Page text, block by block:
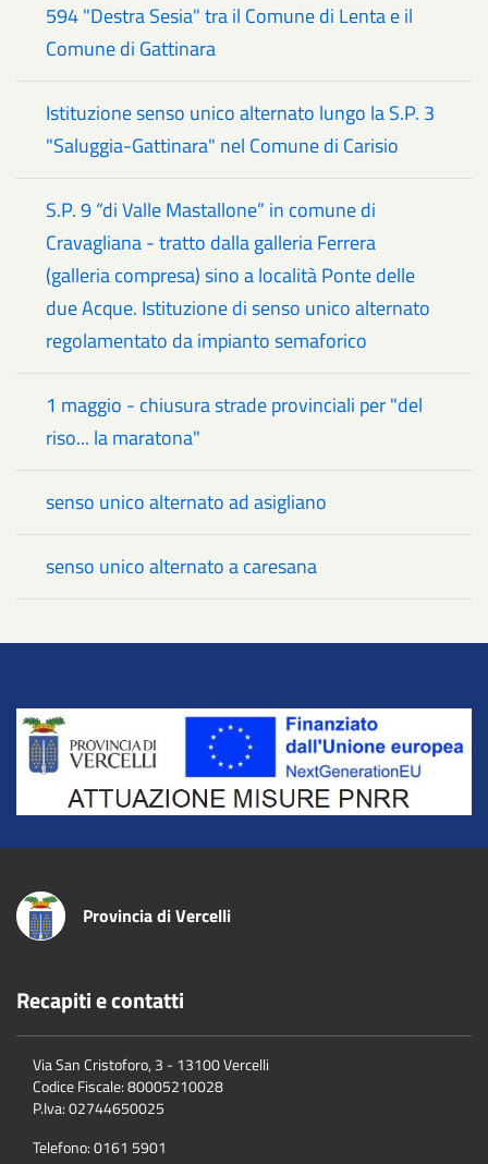
594 "Destra Sesia" tra il Comune di Lenta e il
Comune di Gattinara
Istituzione senso unico alternato lungo la S.P. 3
"Saluggia-Gattinara" nel Comune di Carisio
S.P. 9 “di Valle Mastallone” in comune di
Cravagliana - tratto dalla galleria Ferrera
(galleria compresa) sino a località Ponte delle
due Acque. Istituzione di senso unico alternato
regolamentato da impianto semaforico
1 maggio - chiusura strade provinciali per "del
riso... la maratona"
senso unico alternato ad asigliano
senso unico alternato a caresana
Title
Provincia di Vercelli
Recapiti e contatti
Via San Cristoforo, 3 - 13100 Vercelli
Codice Fiscale:80005210028
P.Iva:02744650025
Telefono:0161 5901